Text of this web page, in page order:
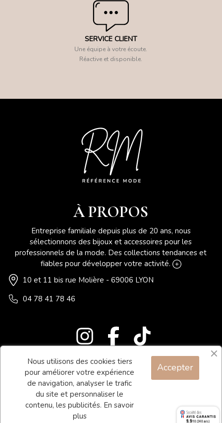
SERVICE CLIENT
Une équipe à votre écoute.
Réactive et disponible.
À PROPOS
Entreprise familiale depuis plus de 20 ans, nous
sélectionnons des bijoux et accessoires pour les
professionnels de la mode. Des collections tendances et
fiables pour développer votre activité.
10 et 11 bis rue Molière - 69006 LYON
04 78 41 78 46
Blog
Contact
Conditions générales de vente
Mentions légales
Nous utilisons des cookies tiers
pour améliorer votre expérience
de navigation, analyser le trafic
du site et personnaliser le
contenu, les publicités. En savoir
plus
Accepter
9.9/10 (340 avis)